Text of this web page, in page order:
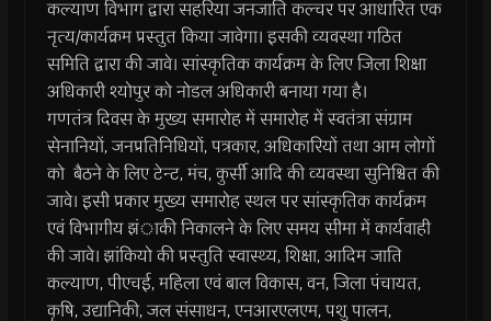
कल्याण विभाग द्वारा सहरिया जनजाति कल्चर पर आधारित एक
नृत्य/कार्यक्रम प्रस्तुत किया जावेगा। इसकी व्यवस्था गठित
समिति द्वारा की जावे। सांस्कृतिक कार्यक्रम के लिए जिला शिक्षा
अधिकारी श्योपुर को नोडल अधिकारी बनाया गया है।
गणतंत्र दिवस के मुख्य समारोह में समारोह में स्वतंत्रा संग्राम
सेनानियों, जनप्रतिनिधियों, पत्रकार, अधिकारियों तथा आम लोगों
को बैठने के लिए टेन्ट, मंच, कुर्सी आदि की व्यवस्था सुनिश्चित की
जावे। इसी प्रकार मुख्य समारोह स्थल पर सांस्कृतिक कार्यक्रम
एवं विभागीय झंाकी निकालने के लिए समय सीमा में कार्यवाही
की जावे। झांकियो की प्रस्तुति स्वास्थ्य, शिक्षा, आदिम जाति
कल्याण, पीएचई, महिला एवं बाल विकास, वन, जिला पंचायत,
कृषि, उद्यानिकी, जल संसाधन, एनआरएलएम, पशु पालन,